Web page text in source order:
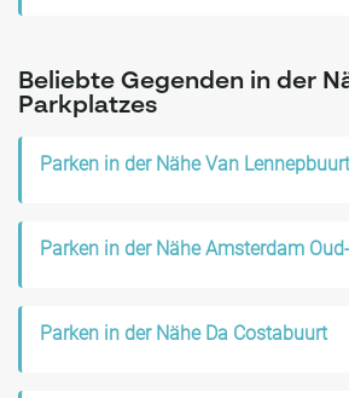
Beliebte Gegenden in der
Parkplatzes
Parken in der Nähe Van Lennepbuurt
Parken in der Nähe Amsterdam
Parken in der Nähe Da Costabuurt